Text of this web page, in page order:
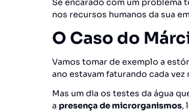
Se encarado com um
nos recursos humanos da sua
O Caso do
Vamos tomar de exemplo a
ano estavam faturando cada vez
Mas um dia os testes da água
a presença demicrorganismos,